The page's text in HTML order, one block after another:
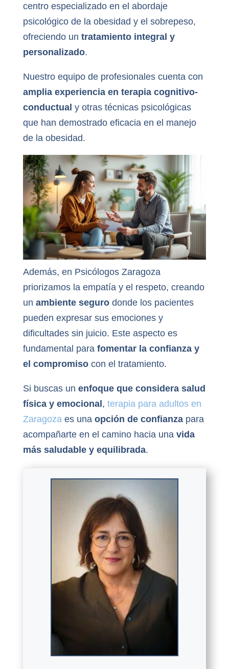
centro especializado en el abordaje
psicológico de la obesidad y el sobrepeso,
ofreciendo un tratamiento integral y
personalizado.
Nuestro equipo de profesionales cuenta con
amplia experiencia en terapia cognitivo-
conductual y otras técnicas psicológicas
que han demostrado eficacia en el manejo
de la obesidad.
Además, en Psicólogos Zaragoza
priorizamos la empatía y el respeto, creando
un ambiente segurodonde los pacientes
pueden expresar sus emociones y
dificultades sin juicio. Este aspecto es
fundamental para fomentar la confianza y
el compromisocon el tratamiento.
Si buscas un enfoque que considera salud
física y emocional, terapia para adultos en
Zaragoza es una opción de confianzapara
acompañarte en el camino hacia una vida
más saludable y equilibrada.